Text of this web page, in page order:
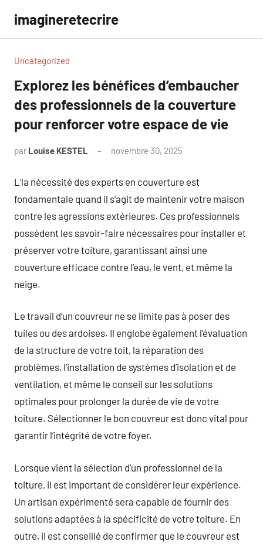
contenu
imagineretecrire
Uncategorized
Explorez les bénéfices d’embaucher
des professionnels de la couverture
pour renforcer votre espace de vie
par Louise KESTEL novembre 30, 2025
L’la nécessité des experts en couverture est
fondamentale quand il s’agit de maintenir votre maison
contre les agressions extérieures. Ces professionnels
possèdent les savoir-faire nécessaires pour installer et
préserver votre toiture, garantissant ainsi une
couverture efficace contre l’eau, le vent, et même la
neige.
Le travail d’un couvreur ne se limite pas à poser des
tuiles ou des ardoises. Il englobe également l’évaluation
de la structure de votre toit, la réparation des
problèmes, l’installation de systèmes d’isolation et de
ventilation, et même le conseil sur les solutions
optimales pour prolonger la durée de vie de votre
toiture. Sélectionner le bon couvreur est donc vital pour
garantir l’intégrité de votre foyer.
Lorsque vient la sélection d’un professionnel de la
toiture, il est important de considérer leur expérience.
Un artisan expérimenté sera capable de fournir des
solutions adaptées à la spécificité de votre toiture. En
outre, il est conseillé de confirmer que le couvreur est